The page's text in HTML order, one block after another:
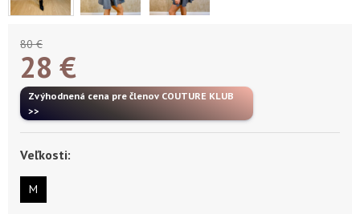
80 €
28 €
Zvýhodnená cena pre členov COUTURE KLUB
>>
Veľkosti:
M